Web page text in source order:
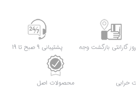
پشتیبانی 9 صبح تا 19
محصولات اصل